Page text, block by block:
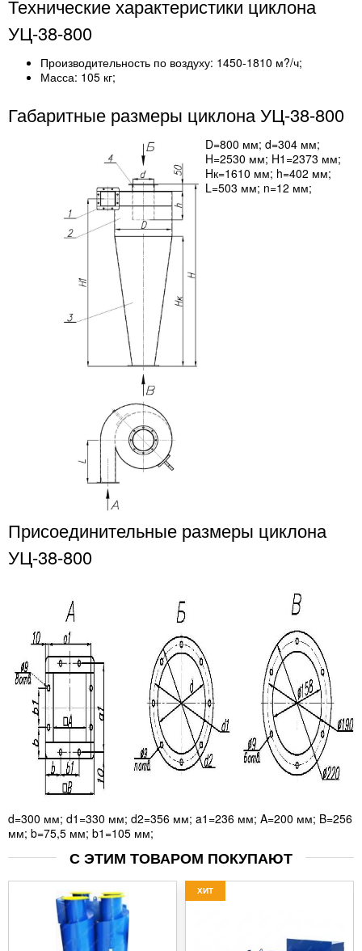
Технические характеристики циклона
УЦ-38-800
Производительность по воздуху: 1450-1810 м?/ч;
Масса: 105 кг;
Габаритные размеры циклона УЦ-38-800
D=800 мм; d=304 мм;
H=2530 мм; H1=2373 мм;
Hк=1610 мм; h=402 мм;
L=503 мм; n=12 мм;
Присоединительные размеры циклона
УЦ-38-800
d=300 мм; d1=330 мм; d2=356 мм; a1=236 мм; A=200 мм; B=256
мм; b=75,5 мм; b1=105 мм;
С ЭТИМ ТОВАРОМ ПОКУПАЮТ
ХИТ